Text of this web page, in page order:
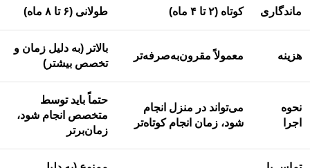
ماندگاری کوتاه (۲ تا ۴ ماه) طولانی (۶ تا ۸ ماه)
هزینه معمولاً مقرون‌به‌صرفه‌تر
بالاتر (به دلیل زمان و
تخصص بیشتر)
نحوه
اجرا
می‌تواند در منزل انجام
شود، زمان انجام کوتاه‌تر
حتماً باید توسط
متخصص انجام شود،
زمان‌برتر